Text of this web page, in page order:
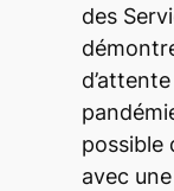
des
possible
avec